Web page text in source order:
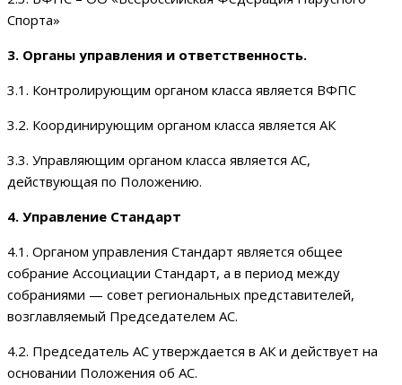
Спорта»
3. Органы управления и ответственность.
3.1. Контролирующим органом класса является ВФПС
3.2. Координирующим органом класса является АК
3.3. Управляющим органом класса является АС,
действующая по Положению.
4. Управление Стандарт
4.1. Органом управления Стандарт является общее
собрание Ассоциации Стандарт, а в период между
собраниями — совет региональных представителей,
возглавляемый Председателем АС.
4.2. Председатель АС утверждается в АК и действует на
основании Положения об АС.